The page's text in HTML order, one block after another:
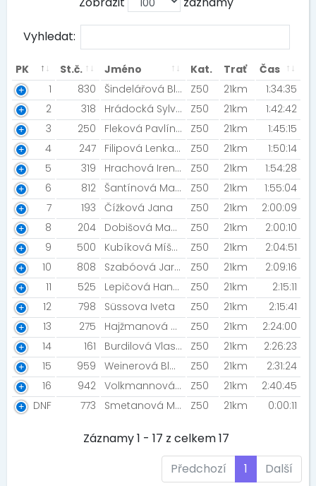
Vyhledat:
PK St.č. Jméno Kat. Trať
Čas
1
830 Šindelářová Blanka Z50 21km
1:34:35
2
318 Hrádocká Sylvia [Rozběháme Prahu] Z50 21km
1:42:42
3
250 Fleková Pavlína Z50 21km
1:45:15
4
247 Filipová Lenka [Rozběháme Česko] Z50 21km
1:50:14
5
319 Hrachová Irena [Sokol Losiná] Z50 21km
1:54:28
6
812 Šantínová Markéta [PSC Plzeň] Z50 21km
1:55:04
7
193 Čížková Jana Z50 21km
2:00:09
8
204 Dobišová Magdalena Z50 21km
2:00:10
9
500 Kubíková Míša (Ludmila) [TJ Sokol Touškov] Z50 21km
2:04:51
10
808 Szabóová Jaroslava [Rozběháme Plzeň ] Z50 21km
2:09:16
11
525 Lepičová Hana [Sri Chinmoy Marathon Team] Z50 21km
2:15:11
12
798 Süssova Iveta Z50 21km
2:15:41
13
275 Hajžmanová Renata [TJ Řenče] Z50 21km
2:24:00
14
161 Burdilová Vlasta Z50 21km
2:26:23
15
959 Weinerová Blanka [Šneci v běhu] Z50 21km
2:31:24
16
942 Volkmannová Lenka [SDH Křenovy] Z50 21km
2:40:45
DNF
773 Smetanová Monika [Smetana team] Z50 21km 0:00:11
Záznamy 1 - 17 z celkem 17
Předchozí
1 Další